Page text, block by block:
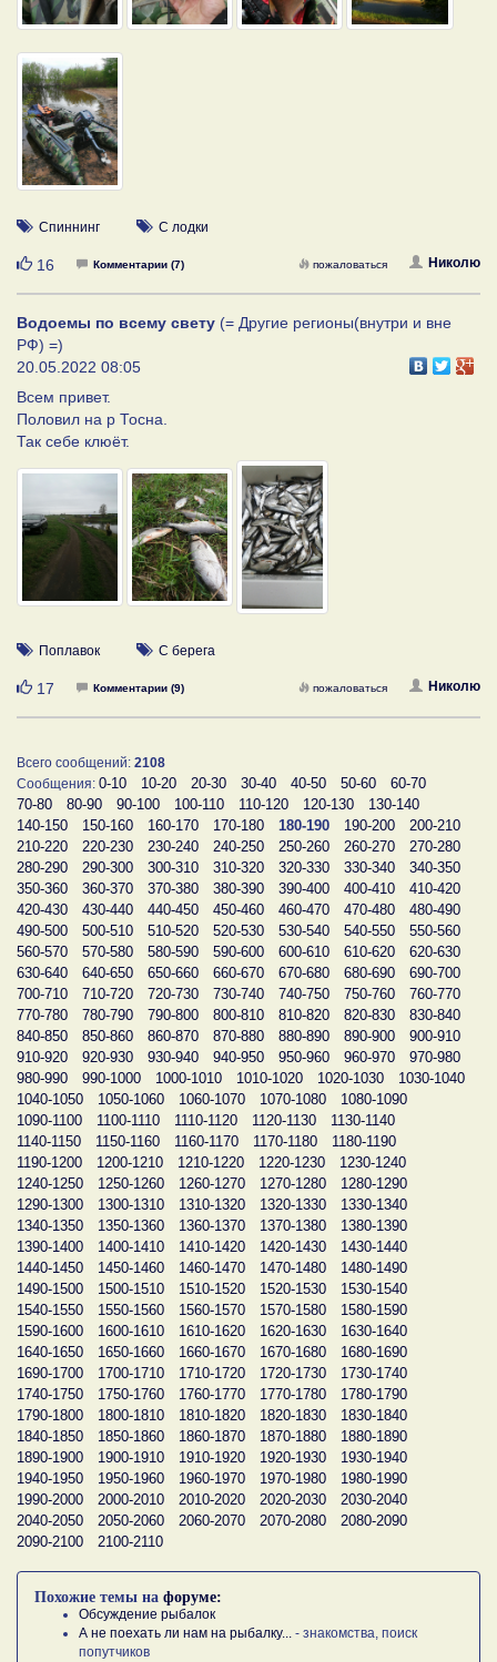
Спиннинг С лодки
Нравится
16 Комментарии (7) Николю
пожаловаться
Водоемы по всему свету (= Другие регионы(внутри и вне
РФ) =)
20.05.2022 08:05
Всем привет.
Половил на р Тосна.
Так себе клюёт.
Поплавок С берега
Нравится
17 Комментарии (9) Николю
пожаловаться
Всего сообщений: 2108
Сообщения: 0-10 10-20 20-30 30-40 40-50 50-60
60-70
70-80
80-90 90-100 100-110 110-120 120-130
130-140
140-150
150-160 160-170 170-180 180-190 190-200
200-210
210-220
220-230 230-240 240-250 250-260 260-270
270-280
280-290
290-300 300-310 310-320 320-330 330-340
340-350
350-360
360-370 370-380 380-390 390-400 400-410
410-420
420-430
430-440 440-450 450-460 460-470 470-480
480-490
490-500
500-510 510-520 520-530 530-540 540-550
550-560
560-570
570-580 580-590 590-600 600-610 610-620
620-630
630-640
640-650 650-660 660-670 670-680 680-690
690-700
700-710
710-720 720-730 730-740 740-750 750-760
760-770
770-780
780-790 790-800 800-810 810-820 820-830
830-840
840-850
850-860 860-870 870-880 880-890 890-900
900-910
910-920
920-930 930-940 940-950 950-960 960-970
970-980
980-990
990-1000 1000-1010 1010-1020 1020-1030
1030-1040
1040-1050
1050-1060 1060-1070 1070-1080
1080-1090
1090-1100
1100-1110 1110-1120 1120-1130
1130-1140
1140-1150
1150-1160 1160-1170 1170-1180
1180-1190
1190-1200
1200-1210 1210-1220 1220-1230
1230-1240
1240-1250
1250-1260 1260-1270 1270-1280
1280-1290
1290-1300
1300-1310 1310-1320 1320-1330
1330-1340
1340-1350
1350-1360 1360-1370 1370-1380
1380-1390
1390-1400
1400-1410 1410-1420 1420-1430
1430-1440
1440-1450
1450-1460 1460-1470 1470-1480
1480-1490
1490-1500
1500-1510 1510-1520 1520-1530
1530-1540
1540-1550
1550-1560 1560-1570 1570-1580
1580-1590
1590-1600
1600-1610 1610-1620 1620-1630
1630-1640
1640-1650
1650-1660 1660-1670 1670-1680
1680-1690
1690-1700
1700-1710 1710-1720 1720-1730
1730-1740
1740-1750
1750-1760 1760-1770 1770-1780
1780-1790
1790-1800
1800-1810 1810-1820 1820-1830
1830-1840
1840-1850
1850-1860 1860-1870 1870-1880
1880-1890
1890-1900
1900-1910 1910-1920 1920-1930
1930-1940
1940-1950
1950-1960 1960-1970 1970-1980
1980-1990
1990-2000
2000-2010 2010-2020 2020-2030
2030-2040
2040-2050
2050-2060 2060-2070 2070-2080
2080-2090
2090-2100
2100-2110
Похожие темы на форуме:
Обсуждение рыбалок
А не поехать ли нам на рыбалку... - знакомства, поиск
попутчиков